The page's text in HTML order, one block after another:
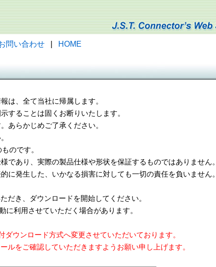
問い合わせ HOME
は、全て当社に帰属します。
することは固くお断りいたします。
あらかじめご了承ください。
のです。
あり、実際の製品仕様や形状を保証するものではありません。
発生した、いかなる損害に対しても一切の責任を負いません。
だき、ダウンロードを開始してください。
利用させていただく場合があります。
ウンロード方式へ変更させていただいております。
ルをご確認していただきますようお願い申し上げます。